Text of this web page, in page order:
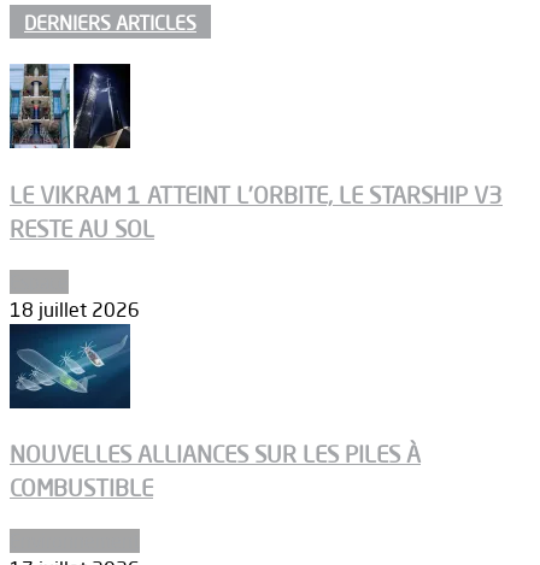
DERNIERS ARTICLES
LE VIKRAM 1 ATTEINT L’ORBITE, LE STARSHIP V3
RESTE AU SOL
18 juillet 2026
NOUVELLES ALLIANCES SUR LES PILES À
COMBUSTIBLE